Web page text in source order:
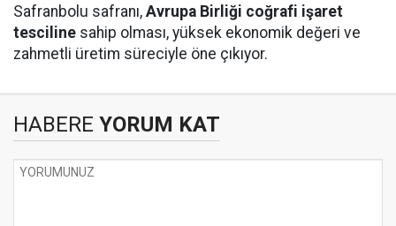
Safranbolu safranı, Avrupa Birliği coğrafi işaret
tesciline sahip olması, yüksek ekonomik değeri ve
zahmetli üretim süreciyle öne çıkıyor.
HABERE YORUM KAT